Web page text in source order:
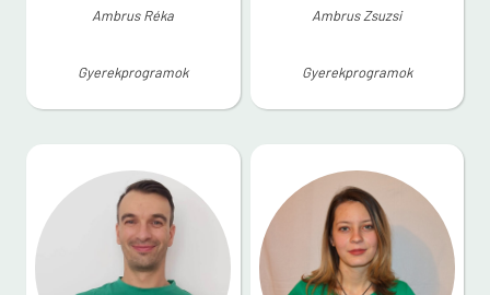
Ambrus Réka
Gyerekprogramok
Ambrus Zsuzsi
Gyerekprogramok